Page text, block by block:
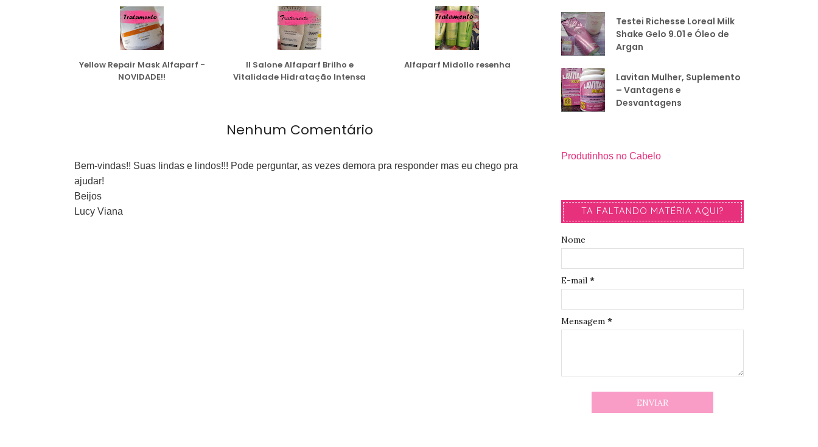
Yellow Repair Mask Alfaparf -
NOVIDADE!!
Il Salone Alfaparf Brilho e
Vitalidade Hidratação Intensa
Alfaparf Midollo resenha
Nenhum Comentário
Bem-vindas!! Suas lindas e lindos!!! Pode perguntar, as vezes demora pra responder mas eu chego pra
ajudar!
Beijos
Lucy Viana
Testei Richesse Loreal Milk
Shake Gelo 9.01 e Óleo de
Argan
Lavitan Mulher, Suplemento
– Vantagens e
Desvantagens
Produtinhos no Cabelo
TA FALTANDO MATÉRIA AQUI?
Nome
E-mail *
Mensagem *